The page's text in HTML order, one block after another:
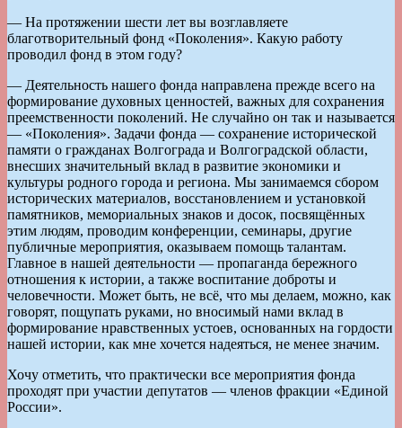
— На протяжении шести лет вы возглавляете
благотворительный фонд «Поколения». Какую работу
проводил фонд в этом году?
— Деятельность нашего фонда направлена прежде всего на
формирование духовных ценностей, важных для сохранения
преемственности поколений. Не случайно он так и называется
— «Поколения». Задачи фонда — сохранение исторической
памяти о гражданах Волгограда и Волгоградской области,
внесших значительный вклад в развитие экономики и
культуры родного города и региона. Мы занимаемся сбором
исторических материалов, восстановлением и установкой
памятников, мемориальных знаков и досок, посвящённых
этим людям, проводим конференции, семинары, другие
публичные мероприятия, оказываем помощь талантам.
Главное в нашей деятельности — пропаганда бережного
отношения к истории, а также воспитание доброты и
человечности. Может быть, не всё, что мы делаем, можно, как
говорят, пощупать руками, но вносимый нами вклад в
формирование нравственных устоев, основанных на гордости
нашей истории, как мне хочется надеяться, не менее значим.
Хочу отметить, что практически все мероприятия фонда
проходят при участии депутатов — членов фракции «Единой
России».